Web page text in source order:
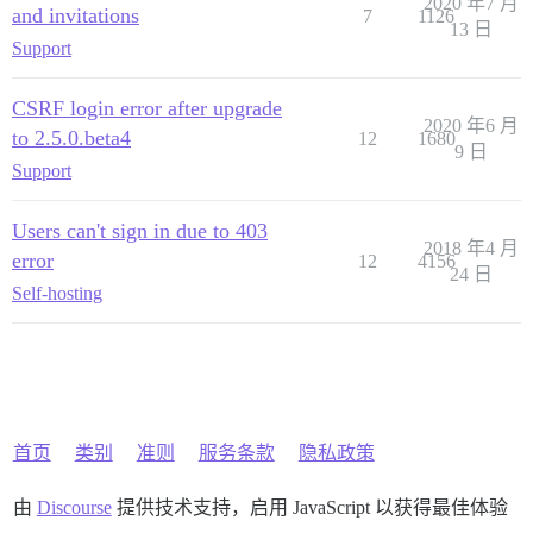
and invitations
Support
7 1126
13 日
CSRF login error after upgrade
to 2.5.0.beta4
Support
12 1680
2020 年6 月
9 日
Users can't sign in due to 403
error
Self-hosting
12 4156
2018 年4 月
24 日
首页 类别 准则 服务条款 隐私政策
由 Discourse提供技术支持，启用 JavaScript 以获得最佳体验